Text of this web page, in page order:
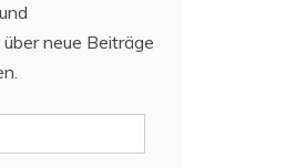
neue Beiträge